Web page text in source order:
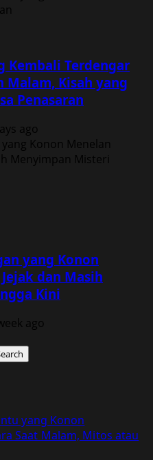
Kembali Terdengar
Malam, Kisah yang
Penasaran
ago
yang Konon
dan Masih
Kini
ago
yang Konon
Saat Malam, Mitos atau